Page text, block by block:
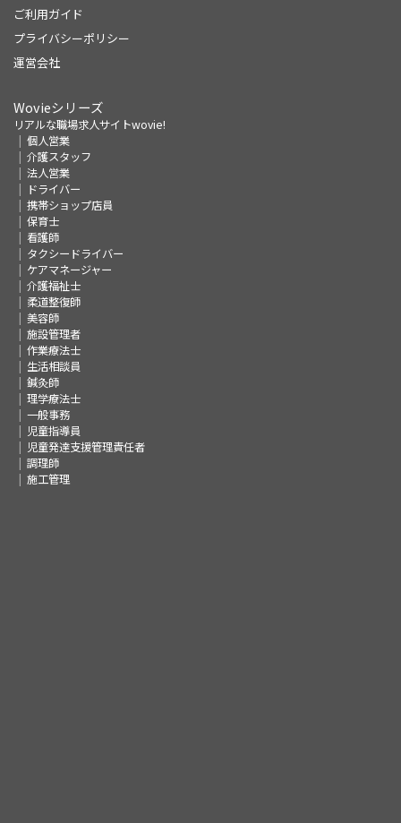
ご利用ガイド
プライバシーポリシー
運営会社
Wovieシリーズ
リアルな職場求人サイトwovie!
個人営業
介護スタッフ
法人営業
ドライバー
携帯ショップ店員
保育士
看護師
タクシードライバー
ケアマネージャー
介護福祉士
柔道整復師
美容師
施設管理者
作業療法士
生活相談員
鍼灸師
理学療法士
一般事務
児童指導員
児童発達支援管理責任者
調理師
施工管理